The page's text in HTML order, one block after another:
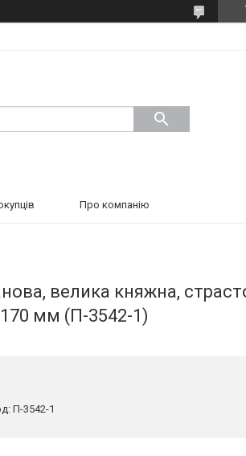
Про компанію
велика княжна,
мм (П-3542-1)
П-3542-1